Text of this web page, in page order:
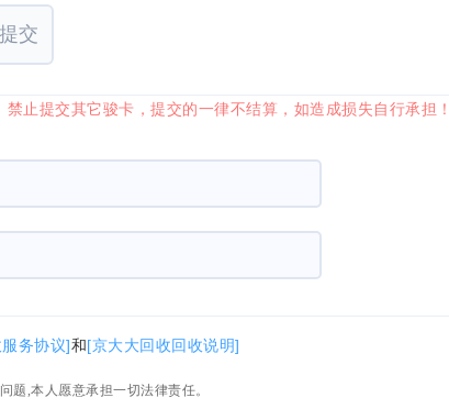
交
止提交其它骏卡，提交的一律不结算，如造成损失自行承担！
务协议]和[京大大回收回收说明]
题,本人愿意承担一切法律责任。